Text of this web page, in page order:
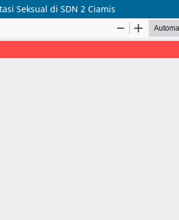
Seksual di SDN 2 Ciamis